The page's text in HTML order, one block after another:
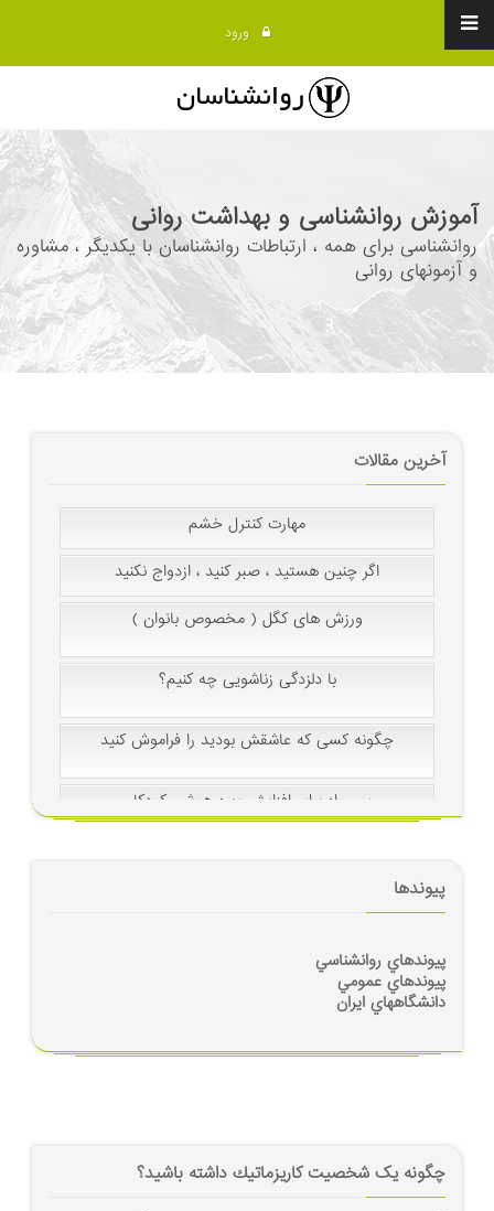
ورود
آموزش روانشناسی و بهداشت روانی
روانشناسی برای همه ، ارتباطات روانشناسان با یکدیگر ، مشاوره
و آزمونهای روانی
آخرین مقالات
مهارت کنترل خشم
اگر چنین هستید ، صبر كنید ، ازدواج نكنید
ورزش های ‫کگل‬ ( مخصوص بانوان )
روابط جنسی
با دلزدگی زناشویی چه کنیم؟
زنان و مردان - خانواده
چگونه کسی که عاشقش بودید را فراموش کنید
روشهاي ارتباطي
سی راه برای افزایش بهره هوشی کودکان
پیوندها
پيوندهاي روانشناسي
پيوندهاي عمومي
دانشگاههاي ايران
چگونه یک شخصيت کاریزماتيك داشته باشيد؟